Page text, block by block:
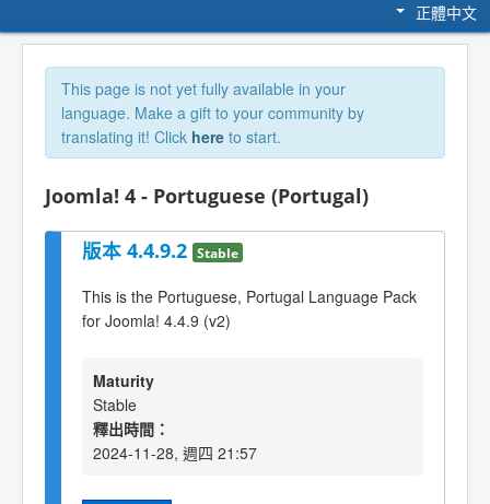
正體中文
This page is not yet fully available in your
language. Make a gift to your community by
translating it! Click here to start.
Joomla! 4 - Portuguese (Portugal)
版本 4.4.9.2 Stable
This is the Portuguese, Portugal Language Pack
for Joomla! 4.4.9 (v2)
Maturity
Stable
釋出時間：
2024-11-28, 週四 21:57